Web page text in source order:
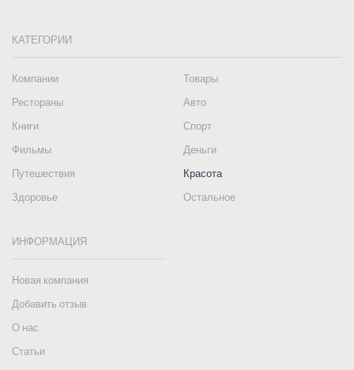
КАТЕГОРИИ
Компании
Товары
Рестораны
Авто
Книги
Спорт
Фильмы
Деньги
Путешествия
Красота
Здоровье
Остальное
ИНФОРМАЦИЯ
Новая компания
Добавить отзыв
О нас
Статьи